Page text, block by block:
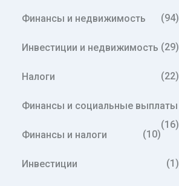
Финансы и недвижимость (94)
Инвестиции и недвижимость (29)
Налоги (22)
Финансы и социальные выплаты
(16)
Финансы и налоги
(10)
Инвестиции (1)